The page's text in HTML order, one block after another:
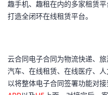
藏
趣手机、趣租在内的多家租赁
打造全闭环在线租赁平台。
云合同电子合同为物流快递、
汽车、在线租赁、在线医疗、
以将整体电子合同签署功能对接